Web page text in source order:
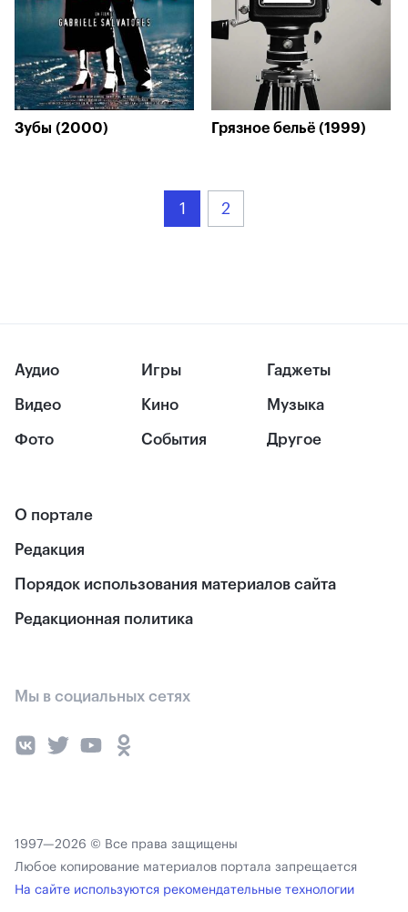
Зубы (2000) Грязное бельё (1999)
1 2
Аудио
Видео
Фото
Игры
Кино
События
Гаджеты
Музыка
Другое
О портале
Редакция
Порядок использования материалов сайта
Редакционная политика
Мы в социальных сетях
1997—2026 © Все права защищены
Любое копирование материалов портала запрещается
На сайте используются рекомендательные технологии